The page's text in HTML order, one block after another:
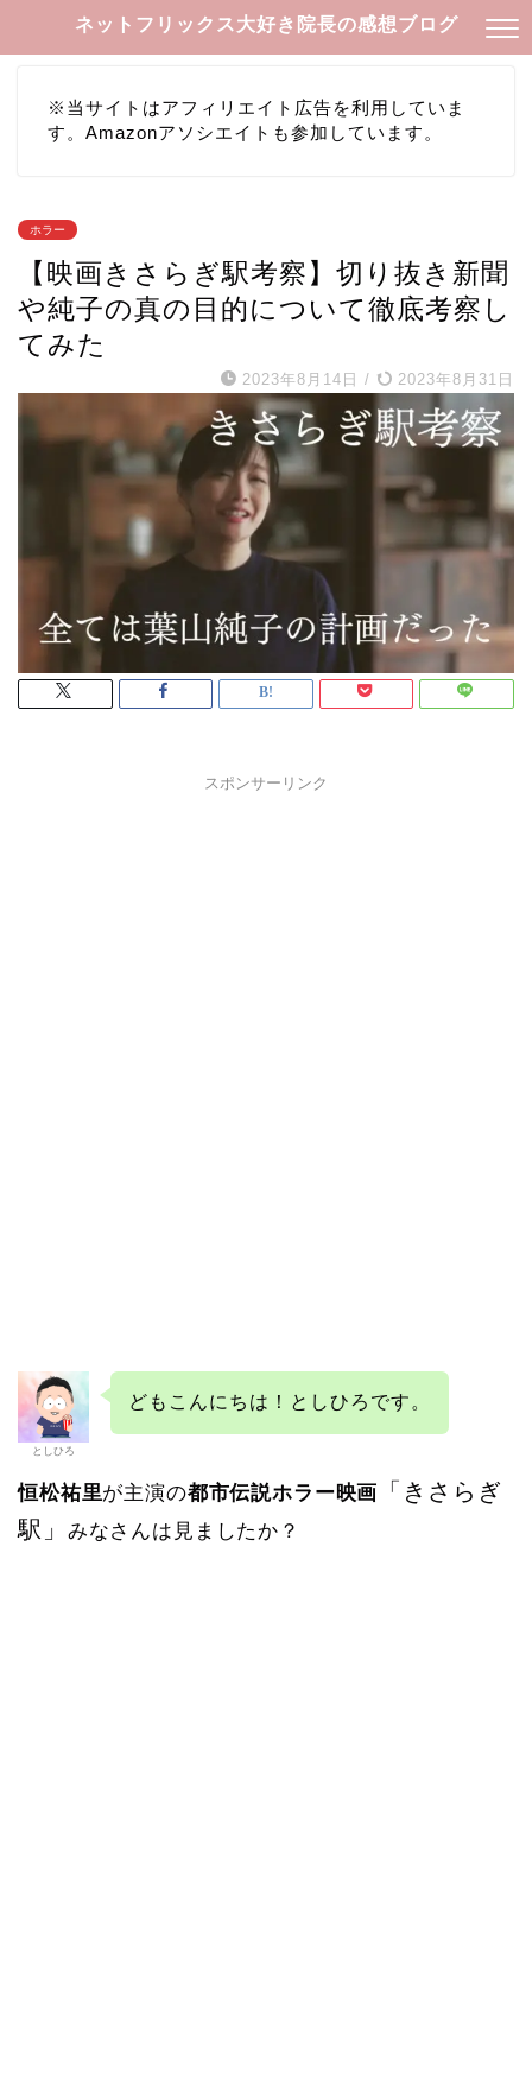
ネットフリックス大好き院長の感想ブログ
※当サイトはアフィリエイト広告を利用していま
す。Amazonアソシエイトも参加しています。
ホラー
【映画きさらぎ駅考察】切り抜き新聞
や純子の真の目的について徹底考察し
てみた
2023年8月14日 / 2023年8月31日
スポンサーリンク
としひろ
どもこんにちは！としひろです。
恒松祐里が主演の都市伝説ホラー映画
「きさらぎ
駅」 みなさんは見ましたか？